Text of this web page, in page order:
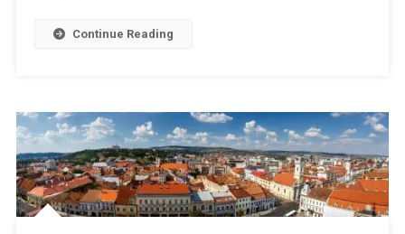
Continue Reading